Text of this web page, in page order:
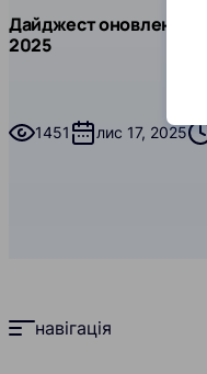
Блог
Блог про продукт
Дайджест оновлень
2025
1451 лис 17, 2025
навігація